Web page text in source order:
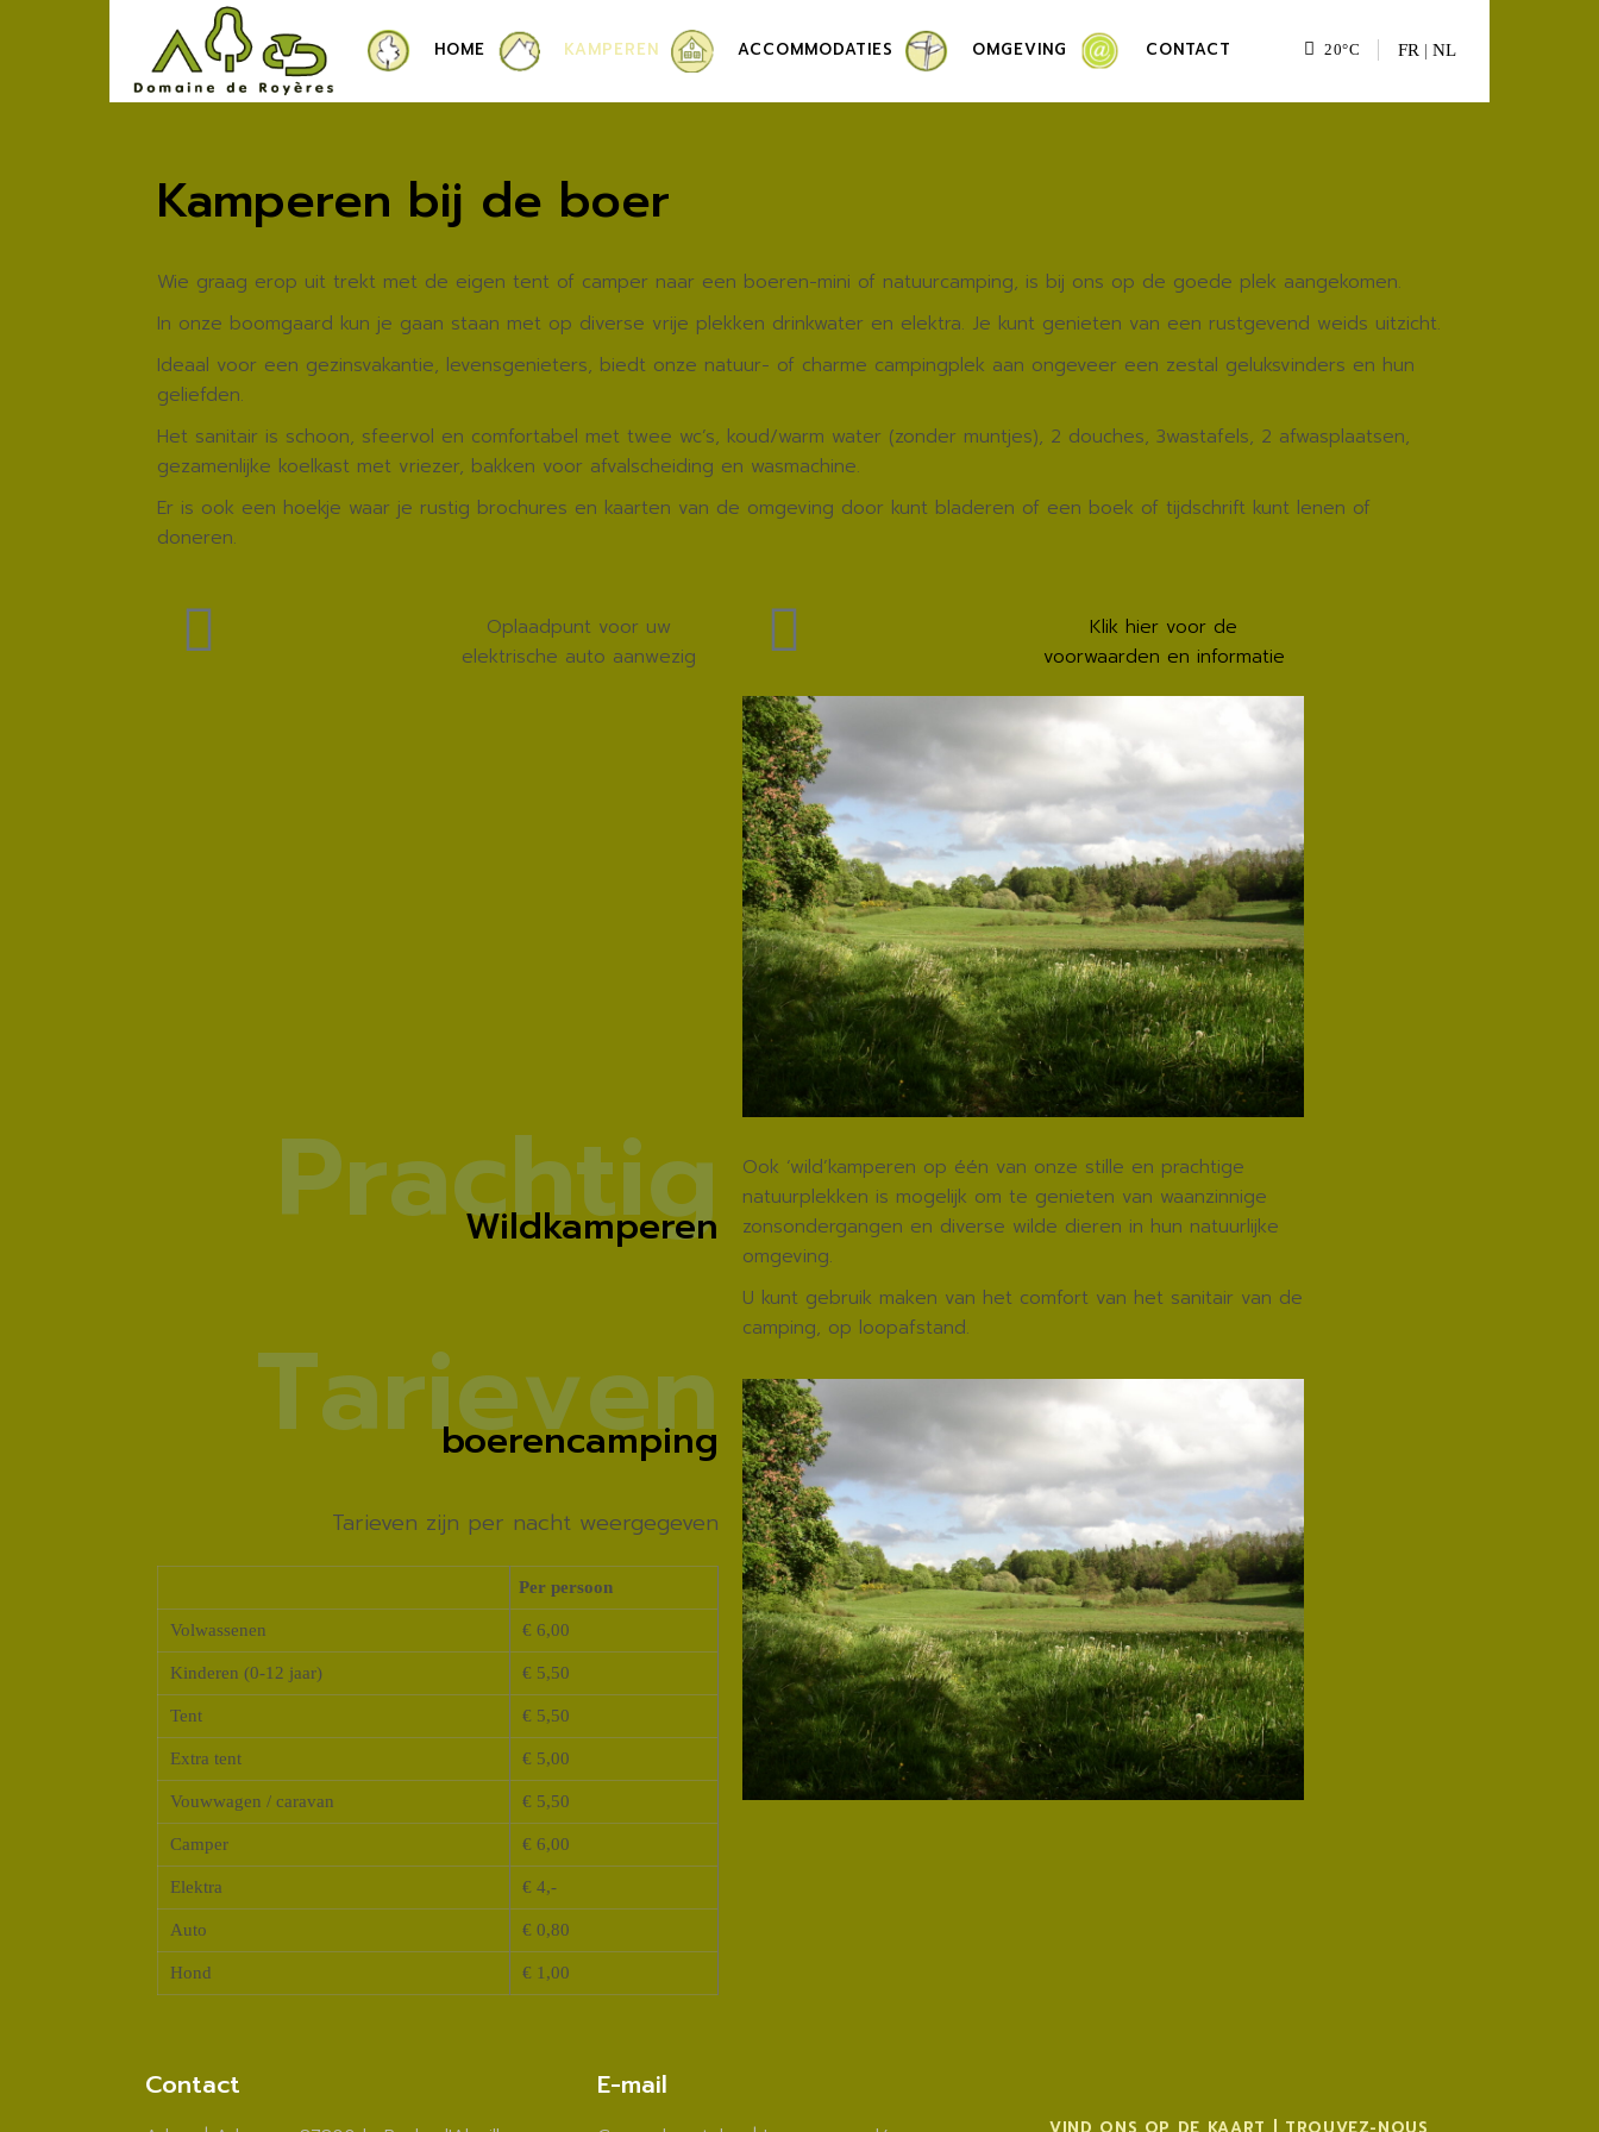
HOME KAMPEREN ACCOMMODATIES OMGEVING CONTACT 20°C FR | NL
Kamperen bij de boer
Wie graag erop uit trekt met de eigen tent of camper naar een boeren-mini of natuurcamping, is bij ons op de goede plek aangekomen.
In onze boomgaard kun je gaan staan met op diverse vrije plekken drinkwater en elektra. Je kunt genieten van een rustgevend weids uitzicht.
Ideaal voor een gezinsvakantie, levensgenieters, biedt onze natuur- of charme campingplek aan ongeveer een zestal geluksvinders en hun
geliefden.
Het sanitair is schoon, sfeervol en comfortabel met twee wc’s, koud/warm water (zonder muntjes), 2 douches, 3wastafels, 2 afwasplaatsen,
gezamenlijke koelkast met vriezer, bakken voor afvalscheiding en wasmachine.
Er is ook een hoekje waar je rustig brochures en kaarten van de omgeving door kunt bladeren of een boek of tijdschrift kunt lenen of
doneren.
Oplaadpunt voor uw
elektrische auto aanwezig
Klik hier voor de
voorwaarden en informatie
Prachtig
Wildkamperen
Ook ‘wild’kamperen op één van onze stille en prachtige
natuurplekken is mogelijk om te genieten van waanzinnige
zonsondergangen en diverse wilde dieren in hun natuurlijke
omgeving.
U kunt gebruik maken van het comfort van het sanitair van de
camping, op loopafstand.
Tarieven
boerencamping
Tarieven zijn per nacht weergegeven
Per persoon
Volwassenen € 6,00
Kinderen (0-12 jaar) € 5,50
Tent € 5,50
Extra tent € 5,00
Vouwwagen / caravan € 5,50
Camper € 6,00
Elektra € 4,-
Auto € 0,80
Hond € 1,00
Contact E-mail